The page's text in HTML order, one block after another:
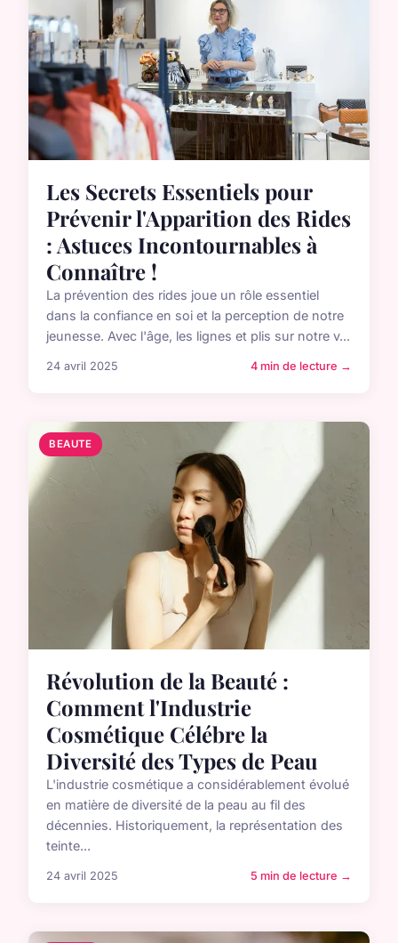
Les Secrets Essentiels pour
Prévenir l'Apparition des Rides
: Astuces Incontournables à
Connaître !
La prévention des rides joue un rôle essentiel
dans la confiance en soi et la perception de notre
jeunesse. Avec l'âge, les lignes et plis sur notre v...
24 avril 2025 4 min de lecture →
BEAUTE
Révolution de la Beauté :
Comment l'Industrie
Cosmétique Célébre la
Diversité des Types de Peau
L'industrie cosmétique a considérablement évolué
en matière de diversité de la peau au fil des
décennies. Historiquement, la représentation des
teinte...
24 avril 2025 5 min de lecture →